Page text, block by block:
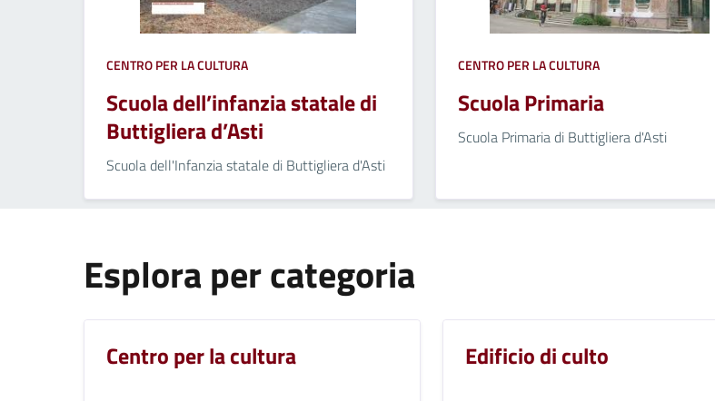
CENTRO PER LA CULTURA
Scuola dell’infanzia statale di
Buttigliera d’Asti
Scuola dell'Infanzia statale di Buttigliera d'Asti
CENTRO PER LA CULTURA
Scuola Primaria
Scuola Primaria di Buttigliera d'Asti
Esplora per categoria
Centro per la cultura Edificio di culto